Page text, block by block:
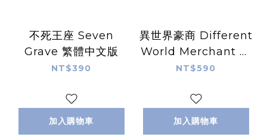
不死王座 Seven
Grave 繁體中文版
NT$390
加入購物車
異世界豪商 Different
World Merchant 繁
體中文版
NT$590
加入購物車